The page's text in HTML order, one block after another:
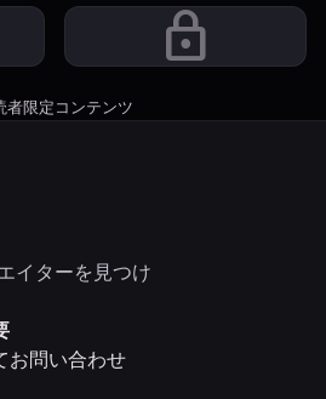
lock
者限定コンテンツ
イターを見つけ
お問い合わせ